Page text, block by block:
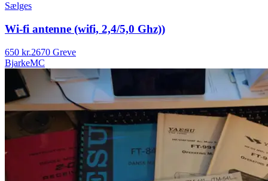
Sælges
Wi-fi antenne (wifi, 2,4/5,0 Ghz))
650 kr.2670 Greve
BjarkeMC